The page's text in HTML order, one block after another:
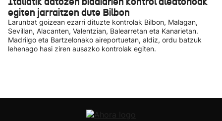
egiten jarraitzen dute Bilbon
Larunbat goizean ezarri dituzte kontrolak Bilbon, Malagan,
Sevillan, Alacanten, Valentzian, Balearretan eta Kanarietan.
Madrilgo eta Bartzelonako aireportuetan, aldiz, ordu batzuk
lehenago hasi ziren ausazko kontrolak egiten.